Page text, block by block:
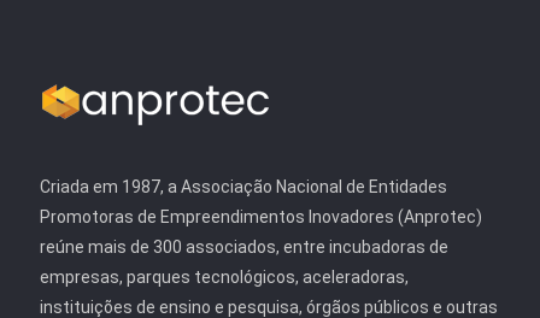
Criada em 1987, a Associação Nacional de Entidades
Promotoras de Empreendimentos Inovadores (Anprotec)
reúne mais de 300 associados, entre incubadoras de
empresas, parques tecnológicos, aceleradoras,
instituições de ensino e pesquisa, órgãos públicos e outras